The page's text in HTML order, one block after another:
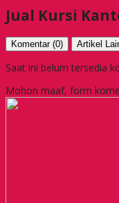
Jual Kursi
Komentar (0) Artikel
Saat ini belum tersedia
Mohon maaf, form